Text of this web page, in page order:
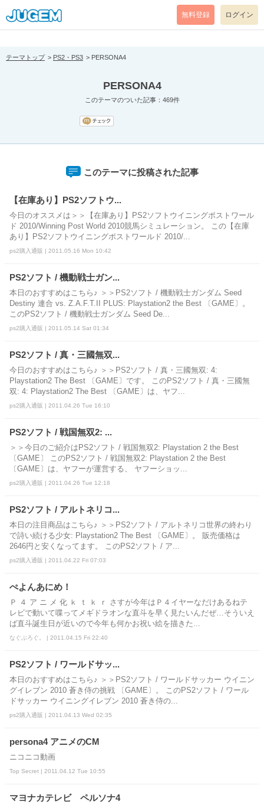
[pear_error: message="Success" code=0 mode=return level=notice
prefix="" info=""]
無料登録 ログイン
テーマトップ PS2・PS3 PERSONA4
PERSONA4
このテーマのついた記事：469件
このテーマに投稿された記事
【在庫あり】PS2ソフトウ...
今日のオススメは＞＞【在庫あり】PS2ソフトウイニングポストワール
ド 2010/Winning Post World 2010競馬シミュレーション。 この【在庫
あり】PS2ソフトウイニングポストワールド 2010/...
ps2購入通販 | 2011.05.16 Mon 10:42
PS2ソフト / 機動戦士ガン...
本日のおすすめはこちら♪ ＞＞PS2ソフト / 機動戦士ガンダム Seed
Destiny 連合 vs. Z.A.F.T.II PLUS: Playstation2 the Best 〔GAME〕。
このPS2ソフト / 機動戦士ガンダム Seed De...
ps2購入通販 | 2011.05.14 Sat 01:34
PS2ソフト / 真・三國無双...
今日のおすすめはこちら♪ ＞＞PS2ソフト / 真・三國無双: 4:
Playstation2 The Best 〔GAME〕です。 このPS2ソフト / 真・三國無
双: 4: Playstation2 The Best 〔GAME〕は、ヤフ...
ps2購入通販 | 2011.04.26 Tue 16:10
PS2ソフト / 戦国無双2: ...
＞＞今日のご紹介はPS2ソフト / 戦国無双2: Playstation 2 the Best
〔GAME〕 このPS2ソフト / 戦国無双2: Playstation 2 the Best
〔GAME〕は、ヤフーが運営する、 ヤフーショッ...
ps2購入通販 | 2011.04.26 Tue 12:18
PS2ソフト / アルトネリコ...
本日の注目商品はこちら♪ ＞＞PS2ソフト / アルトネリコ世界の終わり
で詩い続ける少女: Playstation2 The Best 〔GAME〕。 販売価格は
2646円と安くなってます。 このPS2ソフト / ア...
ps2購入通販 | 2011.04.22 Fri 07:03
ぺよんあにめ！
Ｐ ４ ア ニ メ 化 ｋ ｔ ｋ ｒ さすが今年はＰ４イヤーなだけあるねテ
レビで動いて喋ってメギドラオンな直斗を早く見たいんだぜ…そういえ
ば直斗誕生日が近いので今年も何かお祝い絵を描きた...
なぐぶろぐ。 | 2011.04.15 Fri 22:40
PS2ソフト / ワールドサッ...
本日のおすすめはこちら♪ ＞＞PS2ソフト / ワールドサッカー ウイニン
グイレブン 2010 蒼き侍の挑戦 〔GAME〕。 このPS2ソフト / ワール
ドサッカー ウイニングイレブン 2010 蒼き侍の...
ps2購入通販 | 2011.04.13 Wed 02:35
persona4 アニメのCM
ニコニコ動画
Top Secret | 2011.04.12 Tue 10:55
マヨナカテレビ ペルソナ4